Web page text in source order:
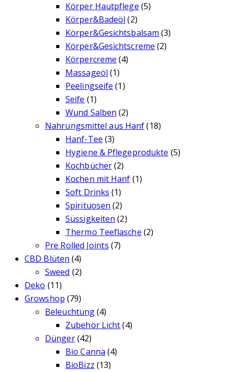
Körper Hautpflege (5)
Körper&Badeöl (2)
Körper&Gesichtsbalsam (3)
Körper&Gesichtscreme (2)
Körpercreme (4)
Massageöl (1)
Peelingseife (1)
Seife (1)
Wund Salben (2)
Nahrungsmittel aus Hanf (18)
Hanf-Tee (3)
Hygiene & Pflegeprodukte (5)
Kochbücher(2)
Kochen mit Hanf (1)
Soft Drinks (1)
Spirituosen (2)
Süssigkeiten (2)
Thermo Teeflasche (2)
Pre Rolled Joints (7)
CBD Blüten (4)
Sweed (2)
Deko (11)
Growshop (79)
Beleuchtung(4)
Zubehör Licht (4)
Dünger(42)
Bio Canna (4)
BioBizz (13)